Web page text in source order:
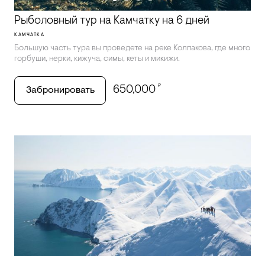
Рыболовный тур на Камчатку на 6 дней
КАМЧАТКА
Большую часть тура вы проведете на реке Колпакова, где много
горбуши, нерки, кижуча, симы, кеты и микижи.
Забронировать 650,000 ₽